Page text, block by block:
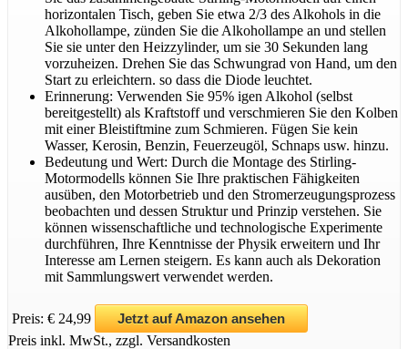
horizontalen Tisch, geben Sie etwa 2/3 des Alkohols in die
Alkohollampe, zünden Sie die Alkohollampe an und stellen
Sie sie unter den Heizzylinder, um sie 30 Sekunden lang
vorzuheizen. Drehen Sie das Schwungrad von Hand, um den
Start zu erleichtern. so dass die Diode leuchtet.
Erinnerung: Verwenden Sie 95% igen Alkohol (selbst
bereitgestellt) als Kraftstoff und verschmieren Sie den Kolben
mit einer Bleistiftmine zum Schmieren. Fügen Sie kein
Wasser, Kerosin, Benzin, Feuerzeugöl, Schnaps usw. hinzu.
Bedeutung und Wert: Durch die Montage des Stirling-
Motormodells können Sie Ihre praktischen Fähigkeiten
ausüben, den Motorbetrieb und den Stromerzeugungsprozess
beobachten und dessen Struktur und Prinzip verstehen. Sie
können wissenschaftliche und technologische Experimente
durchführen, Ihre Kenntnisse der Physik erweitern und Ihr
Interesse am Lernen steigern. Es kann auch als Dekoration
mit Sammlungswert verwendet werden.
Preis: € 24,99
Jetzt auf Amazon ansehen
Preis inkl. MwSt., zzgl. Versandkosten